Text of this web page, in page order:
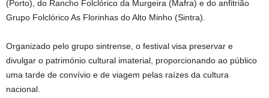
(Porto), do Rancho Folclórico da Murgeira (Mafra) e do anfitrião
Grupo Folclórico As Florinhas do Alto Minho (Sintra).
Organizado pelo grupo sintrense, o festival visa preservar e
divulgar o património cultural imaterial, proporcionando ao público
uma tarde de convívio e de viagem pelas raízes da cultura
nacional.